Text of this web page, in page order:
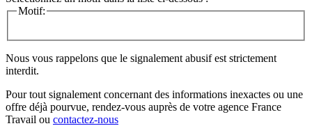
Motif:
Nous vous rappelons que le signalement abusif est strictement
interdit.
Pour tout signalement concernant des informations inexactes ou une
offre déjà pourvue, rendez-vous auprès de votre agence France
Travail ou contactez-nous